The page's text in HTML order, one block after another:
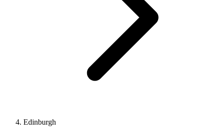
Edinburgh